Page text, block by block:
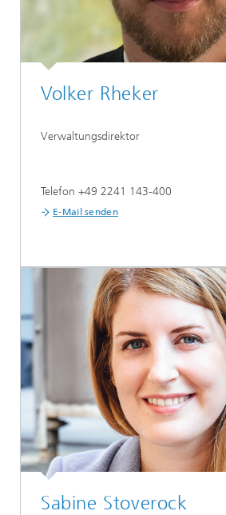
Volker Rheker
Verwaltungsdirektor
Telefon +49 2241 143-400
E-Mail senden
Sabine Stoverock